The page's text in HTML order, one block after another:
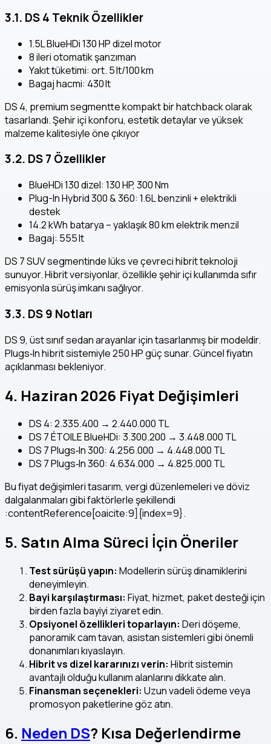
3.1. DS 4 Teknik Özellikler
1.5L BlueHDi 130 HP dizel motor
8 ileri otomatik şanzıman
Yakıt tüketimi: ort. 5 lt/100 km
Bagaj hacmi: 430 lt
DS 4, premium segmentte kompakt bir hatchback olarak
tasarlandı. Şehir içi konforu, estetik detaylar ve yüksek
malzeme kalitesiyle öne çıkıyor
3.2. DS 7 Özellikler
BlueHDi 130 dizel: 130 HP, 300 Nm
Plug-In Hybrid 300 & 360: 1.6L benzinli + elektrikli
destek
14.2 kWh batarya – yaklaşık 80 km elektrik menzil
Bagaj: 555 lt
DS 7 SUV segmentinde lüks ve çevreci hibrit teknoloji
sunuyor. Hibrit versiyonlar, özellikle şehir içi kullanımda sıfır
emisyonla sürüş imkanı sağlıyor.
3.3. DS 9 Notları
DS 9, üst sınıf sedan arayanlar için tasarlanmış bir modeldir.
Plugs‑In hibrit sistemiyle 250 HP güç sunar. Güncel fiyatın
açıklanması bekleniyor.
4. Haziran 2026 Fiyat Değişimleri
DS 4: 2.335.400 → 2.440.000 TL
DS 7 ÉTOILE BlueHDi: 3.300.200 → 3.448.000 TL
DS 7 Plugs‑In 300: 4.256.000 → 4.448.000 TL
DS 7 Plugs‑In 360: 4.634.000 → 4.825.000 TL
Bu fiyat değişimleri tasarım, vergi düzenlemeleri ve döviz
dalgalanmaları gibi faktörlerle şekillendi
:contentReference[oaicite:9]{index=9}.
5. Satın Alma Süreci İçin Öneriler
Test sürüşü yapın: Modellerin sürüş dinamiklerini
deneyimleyin.
Bayi karşılaştırması: Fiyat, hizmet, paket desteği için
birden fazla bayiyi ziyaret edin.
Opsiyonel özellikleri toparlayın: Deri döşeme,
panoramik cam tavan, asistan sistemleri gibi önemli
donanımları kıyaslayın.
Hibrit vs dizel kararınızı verin: Hibrit sistemin
avantajlı olduğu kullanım alanlarını dikkate alın.
Finansman seçenekleri: Uzun vadeli ödeme veya
promosyon paketlerine göz atın.
6. Neden DS? Kısa Değerlendirme